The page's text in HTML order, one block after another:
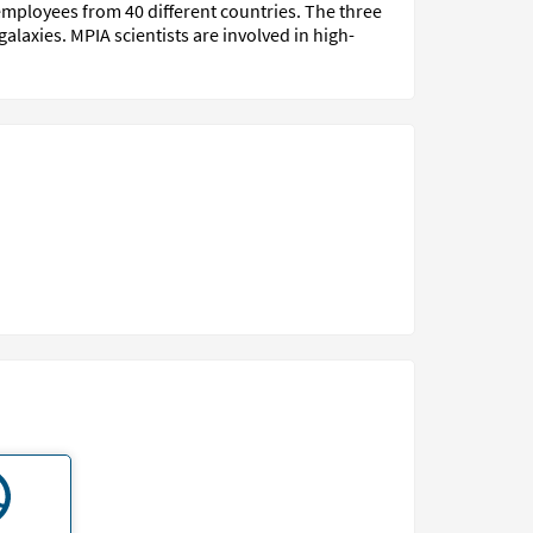
from 40 different countries. The three
MPIA scientists are involved in high-